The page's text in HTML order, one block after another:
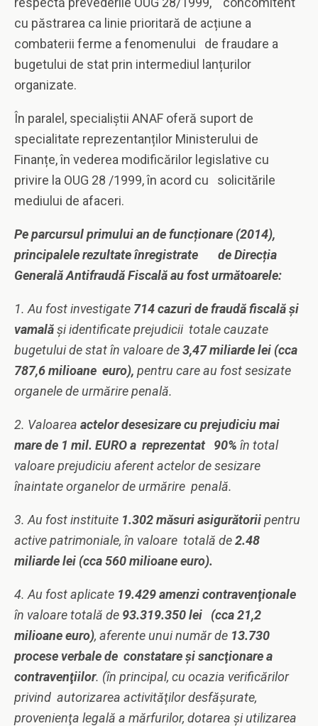
cu păstrarea ca linie prioritară de acțiune a
combaterii ferme a fenomenului de fraudare a
bugetului de stat prin intermediul lanțurilor
organizate.
În paralel, specialiștii ANAF oferă suport de
specialitate reprezentanților Ministerului de
Finanțe, în vederea modificărilor legislative cu
privire la OUG 28 /1999, în acord cu solicitările
mediului de afaceri.
Pe parcursul primului an de funcționare (2014),
principalele rezultate înregistrate de Direcția
Generală Antifraudă Fiscală au fost următoarele:
1. Au fost investigate 714 cazuri de fraudă fiscalăși
vamalăși identificate prejudicii totale cauzate
bugetului de stat în valoare de3,47 miliarde lei (cca
787,6 milioane euro), pentru care au fost sesizate
organele de urmărire penală.
2. Valoarea actelor desesizare cu prejudiciu mai
mare de 1 mil. EURO a reprezentat 90% în total
valoare prejudiciu aferent actelor de sesizare
înaintate organelor de urmărire penală.
3. Au fost instituite 1.302 măsuri asigurătoriipentru
active patrimoniale, în valoare totală de2.48
miliarde lei (cca 560 milioane euro).
4. Au fost aplicate 19.429 amenzi contravenţionale
în valoare totală de 93.319.350 lei (cca 21,2
milioane euro), aferente unui număr de 13.730
procese verbale de constatare şi sancţionare a
contravenţiilor. (în principal, cu ocazia verificărilor
privind autorizarea activităţilor desfăşurate,
provenienţa legală a mărfurilor, dotarea şi utilizarea